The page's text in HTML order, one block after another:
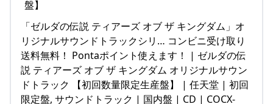
「ゼルダの伝説 ティアーズ オブ ザ キングダム」オ
リジナルサウンドトラックシリ… コンビニ受け取り
送料無料！ Pontaポイント使えます！ | ゼルダの伝
説 ティアーズ オブ ザ キングダム オリジナルサウン
ドトラック 【初回数量限定生産盤】 | 任天堂 | 初回
限定盤, サウンドトラック | 国内盤 | CD | COCX-